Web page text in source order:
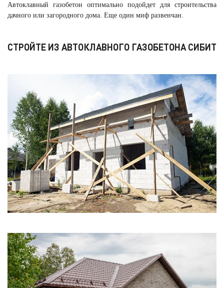
Автоклавный газобетон оптимально подойдет для строительства
дачного или загородного дома. Еще один миф развенчан.
СТРОЙТЕ ИЗ АВТОКЛАВНОГО ГАЗОБЕТОНА СИБИТ